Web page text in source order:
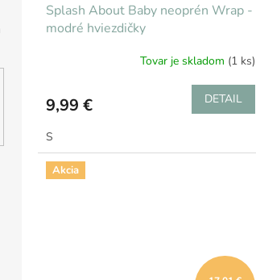
Splash About Baby neoprén Wrap -
modré hviezdičky
Tovar je skladom (1 ks)
9,99 € DETAIL
S
Akcia